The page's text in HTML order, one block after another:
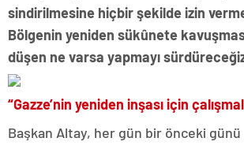
sindirilmesine hiçbir şekilde izin
Bölgenin yeniden sükûnete
düşen ne varsa yapmayı
“Gazze’nin yeniden inşası için
Başkan Altay, her gün bir önceki